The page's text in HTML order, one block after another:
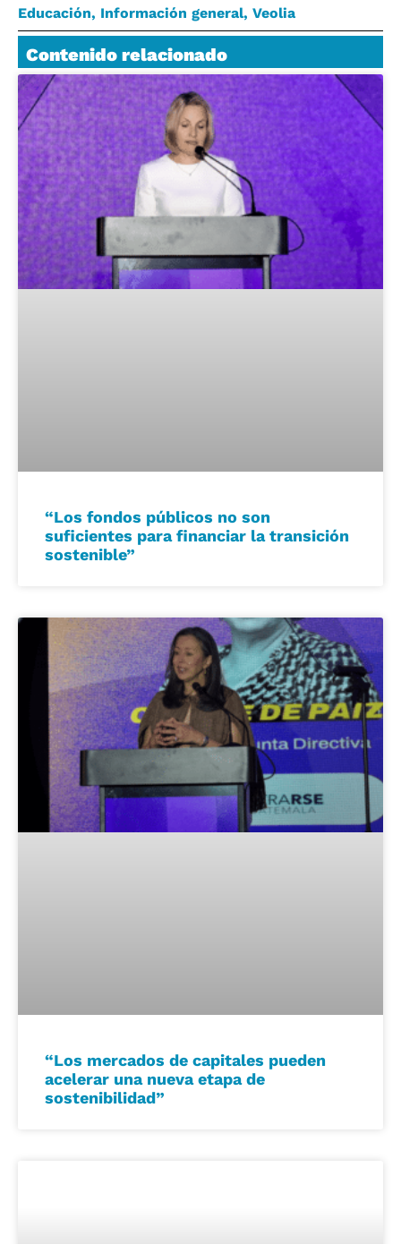
Educación, Información general, Veolia
Contenido relacionado
“Los fondos públicos no son
suficientes para financiar la transición
sostenible”
“Los mercados de capitales pueden
acelerar una nueva etapa de
sostenibilidad”